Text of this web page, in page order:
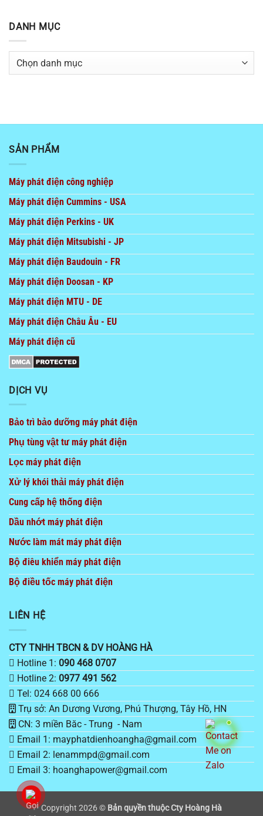
DANH MỤC
Danh
SẢN PHẨM
Máy phát điện công nghiệp
Máy phát điện Cummins - USA
Máy phát điện Perkins - UK
Máy phát điện Mitsubishi - JP
Máy phát điện Baudouin - FR
Máy phát điện Doosan - KP
Máy phát điện MTU - DE
Máy phát điện Châu Âu - EU
Máy phát điện cũ
DỊCH VỤ
Bảo trì bảo dưỡng máy phát điện
Phụ tùng vật tư máy phát điện
Lọc máy phát điện
Xử lý khói thải máy phát điện
Cung cấp hệ thống điện
Dầu nhớt máy phát điện
Nước làm mát máy phát điện
Bộ điêu khiển máy phát điện
Bộ điều tốc máy phát điện
LIÊN HỆ
CTY TNHH TBCN & DV HOÀNG HÀ
Hotline 1: 090 468 0707
Hotline 2: 0977 491 562
Tel: 024 668 00 666
Trụ sở: An Dương Vương, Phú Thượng, Tây Hồ, HN
CN: 3 miền Băc - Trung - Nam
Email 1: mayphatdienhoangha@gmail.com
Email 2: lenammpd@gmail.com
Email 3: hoanghapower@gmail.com
Copyright 2026 © Bản quyền thuộc Cty Hoàng Hà